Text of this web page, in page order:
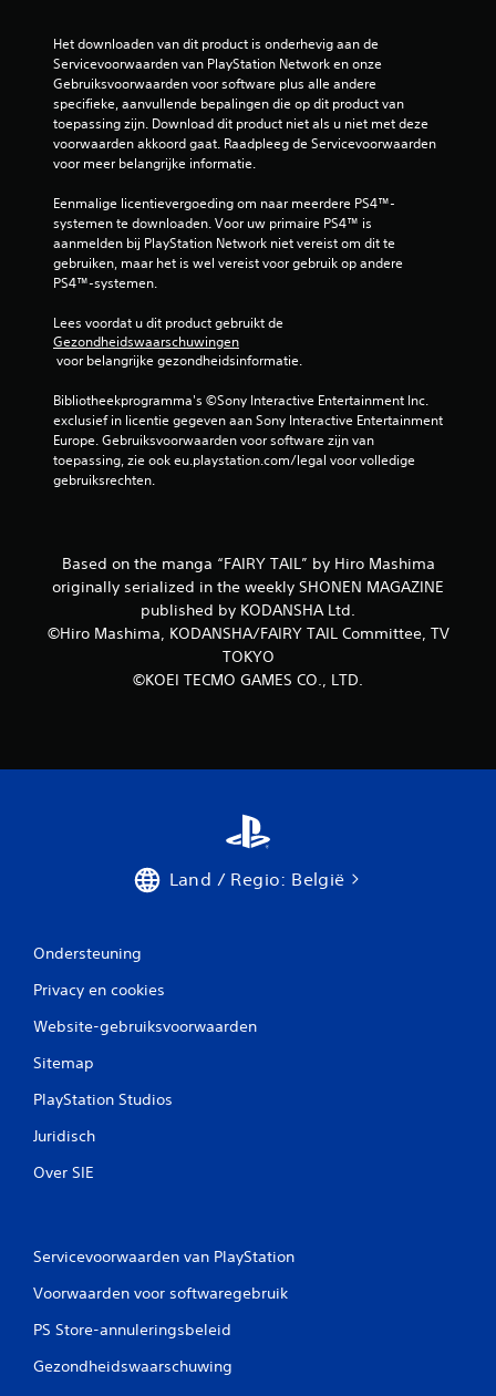
r
r
6
o
d
i
Het downloaden van dit product is onderhevig aan de
Servicevoorwaarden van PlayStation Network en onze
Gebruiksvoorwaarden voor software plus alle andere
specifieke, aanvullende bepalingen die op dit product van
toepassing zijn. Download dit product niet als u niet met deze
voorwaarden akkoord gaat. Raadpleeg de Servicevoorwaarden
voor meer belangrijke informatie.
Eenmalige licentievergoeding om naar meerdere PS4™-
systemen te downloaden. Voor uw primaire PS4™ is
aanmelden bij PlayStation Network niet vereist om dit te
gebruiken, maar het is wel vereist voor gebruik op andere
PS4™-systemen.
Lees voordat u dit product gebruikt de
Gezondheidswaarschuwingen
voor belangrijke gezondheidsinformatie.
Bibliotheekprogramma's ©Sony Interactive Entertainment Inc.
exclusief in licentie gegeven aan Sony Interactive Entertainment
Europe. Gebruiksvoorwaarden voor software zijn van
toepassing, zie ook eu.playstation.com/legal voor volledige
gebruiksrechten.
Based on the manga “FAIRY TAIL” by Hiro Mashima
originally serialized in the weekly SHONEN MAGAZINE
published by KODANSHA Ltd.
©Hiro Mashima, KODANSHA/FAIRY TAIL Committee, TV
TOKYO
©KOEI TECMO GAMES CO., LTD.
Land / Regio: België
Ondersteuning
Privacy en cookies
Website-gebruiksvoorwaarden
Sitemap
PlayStation Studios
Juridisch
Over SIE
Servicevoorwaarden van PlayStation
Voorwaarden voor softwaregebruik
PS Store-annuleringsbeleid
Gezondheidswaarschuwing